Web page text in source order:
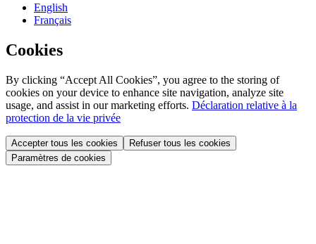
English
Français
Cookies
By clicking “Accept All Cookies”, you agree to the storing of
cookies on your device to enhance site navigation, analyze site
usage, and assist in our marketing efforts. Déclaration relative à la
protection de la vie privée
Accepter tous les cookies
Refuser tous les cookies
Paramètres de cookies